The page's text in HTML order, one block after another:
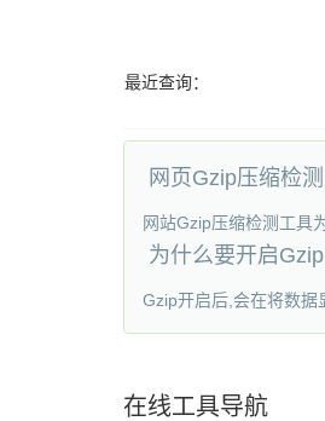
最近查询：
网页Gzip压缩检测
网站Gzip压缩检测工具
为什么要开启Gzip
Gzip开启后,会在将数据
在线工具导航